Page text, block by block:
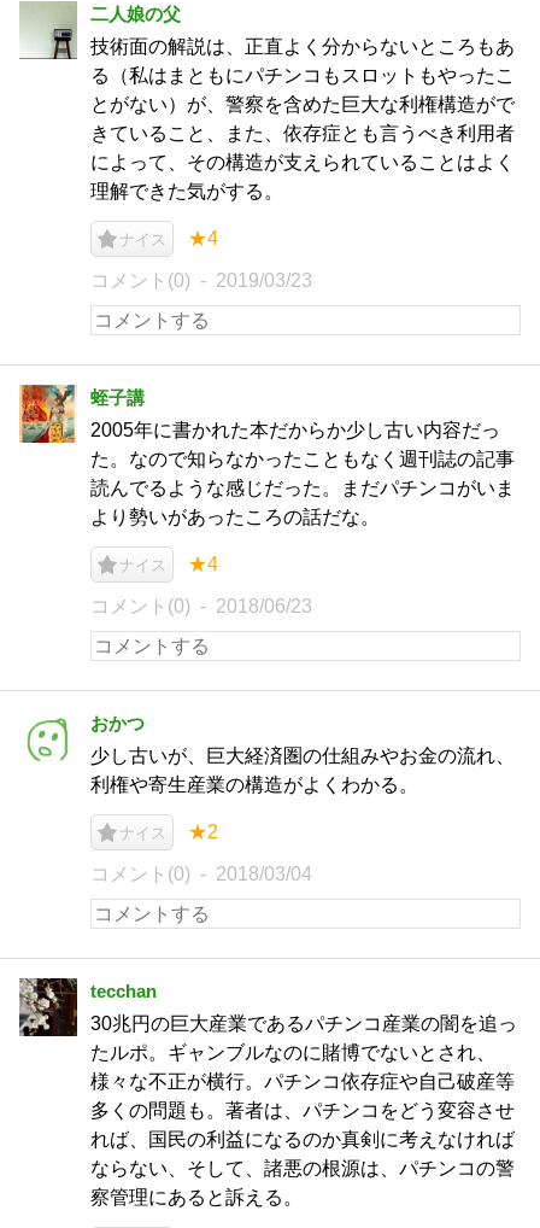
二人娘の父
技術面の解説は、正直よく分からないところもあ
る（私はまともにパチンコもスロットもやったこ
とがない）が、警察を含めた巨大な利権構造がで
きていること、また、依存症とも言うべき利用者
によって、その構造が支えられていることはよく
理解できた気がする。
ナイス ★4
コメント(0) 2019/03/23
蛭子講
2005年に書かれた本だからか少し古い内容だっ
た。なので知らなかったこともなく週刊誌の記事
読んでるような感じだった。まだパチンコがいま
より勢いがあったころの話だな。
ナイス ★4
コメント(0) 2018/06/23
おかつ
少し古いが、巨大経済圏の仕組みやお金の流れ、
利権や寄生産業の構造がよくわかる。
ナイス ★2
コメント(0) 2018/03/04
tecchan
30兆円の巨大産業であるパチンコ産業の闇を追っ
たルポ。ギャンブルなのに賭博でないとされ、
様々な不正が横行。パチンコ依存症や自己破産等
多くの問題も。著者は、パチンコをどう変容させ
れば、国民の利益になるのか真剣に考えなければ
ならない、そして、諸悪の根源は、パチンコの警
察管理にあると訴える。